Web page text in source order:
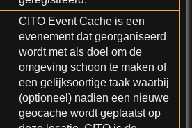
CITO Event Cache is een
evenement dat georganiseerd
wordt met als doel om de
omgeving schoon te maken of
een gelijksoortige taak waarbij
(optioneel) nadien een nieuwe
geocache wordt geplaatst op